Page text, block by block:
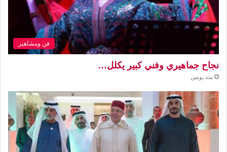
فن ومشاهير
نجاح جماهيري وفني كبير يكلل…
منذ يومين